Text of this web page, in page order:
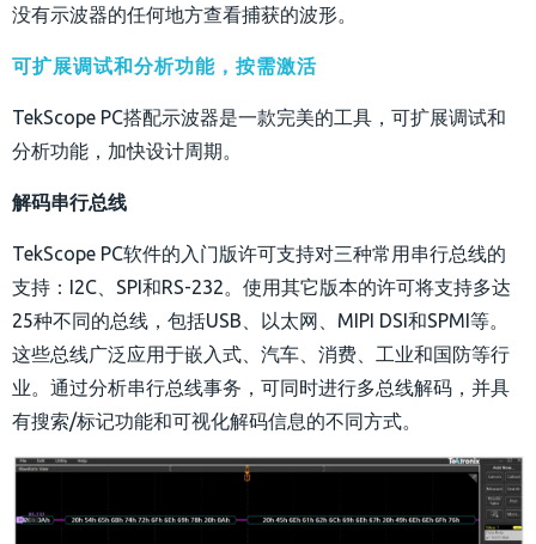
没有示波器的任何地方查看捕获的波形。
可扩展调试和分析功能，按需激活
TekScope PC搭配示波器是一款完美的工具，可扩展调试和
分析功能，加快设计周期。
解码串行总线
TekScope PC软件的入门版许可支持对三种常用串行总线的
支持：I2C、SPI和RS-232。使用其它版本的许可将支持多达
25种不同的总线，包括USB、以太网、MIPI DSI和SPMI等。
这些总线广泛应用于嵌入式、汽车、消费、工业和国防等行
业。通过分析串行总线事务，可同时进行多总线解码，并具
有搜索/标记功能和可视化解码信息的不同方式。